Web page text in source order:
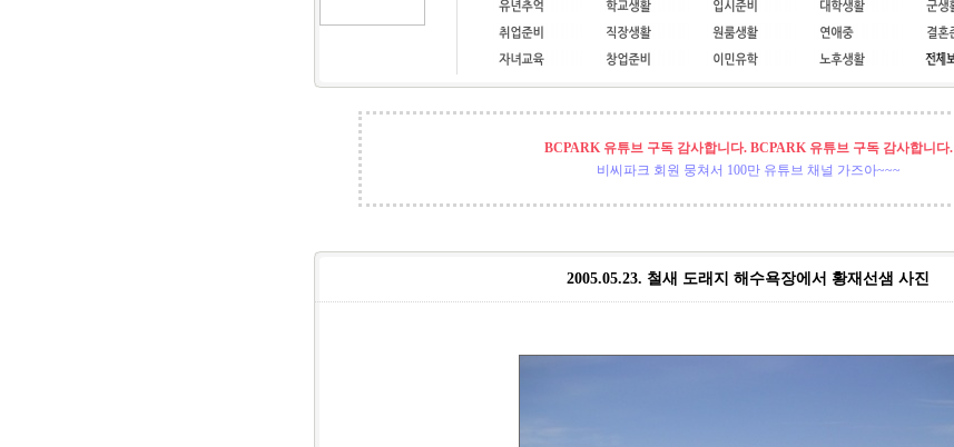
BCPARK 유튜브 구독 감사합니다. BCPARK 유튜브 구독 감사합니다.
비씨파크 회원 뭉쳐서 100만 유튜브 채널 가즈아~~~
2005.05.23. 철새 도래지 해수욕장에서 황재선샘 사진